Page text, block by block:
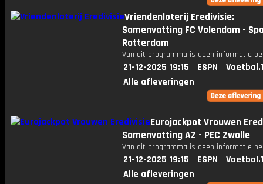
Vriendenloterij Eredivisie:
Samenvatting FC Volendam -
Rotterdam
Van dit programma is geen informatie
21-12-2025 19:15 ESPN
Alle afleveringen
Eurojackpot Vrouwen
Samenvatting AZ - PEC Zwolle
Van dit programma is geen informatie
21-12-2025 19:15 ESPN
Alle afleveringen